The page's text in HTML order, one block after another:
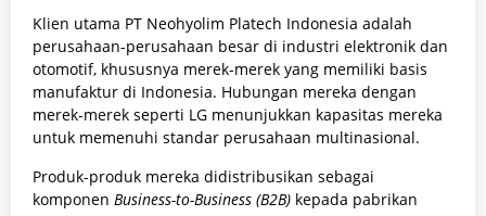
Klien utama PT Neohyolim Platech Indonesia adalah
perusahaan-perusahaan besar di industri elektronik dan
otomotif, khususnya merek-merek yang memiliki basis
manufaktur di Indonesia. Hubungan mereka dengan
merek-merek seperti LG menunjukkan kapasitas mereka
untuk memenuhi standar perusahaan multinasional.
Produk-produk mereka didistribusikan sebagai
komponen Business-to-Business (B2B) kepada pabrikan